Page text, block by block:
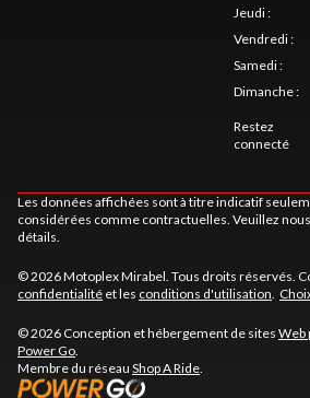
Jeudi:
Vendredi:
Samedi:
Dimanche:
Restez
connecté
Les données affichées sont à titre indicatif
considérées comme contractuelles. Veuillez
détails.
© 2026 Motoplex Mirabel. Tous droits réservés.
confidentialité et les conditions d'utilisation.
© 2026 Conception et hébergement de sites Web
Power Go.
Membre du réseau Shop A Ride.